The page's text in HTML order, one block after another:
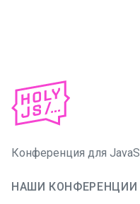
Конференция для
НАШИ КОНФЕРЕНЦИИ